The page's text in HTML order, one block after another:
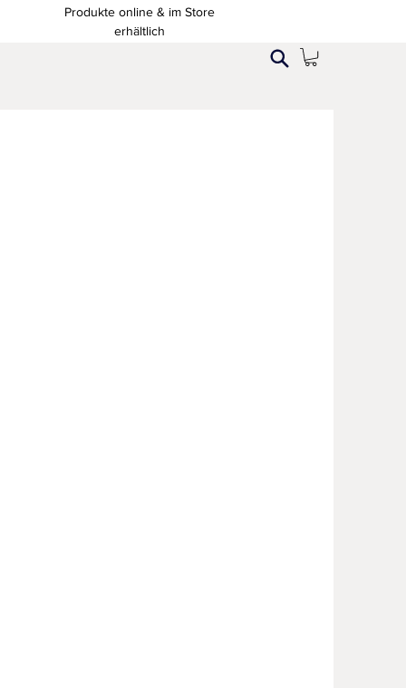
Produkte online & im Store
erhältlich